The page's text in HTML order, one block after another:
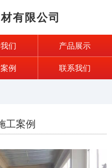
有限公司
们 产品展示
例 联系我们
工案例